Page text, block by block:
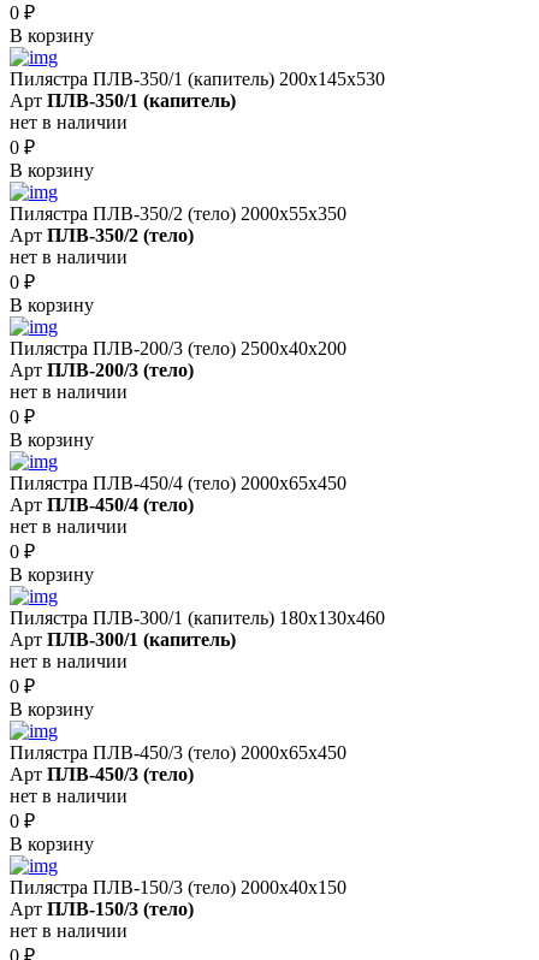
0 ₽
В корзину
Пилястра ПЛВ-350/1 (капитель) 200х145х530
Арт ПЛВ-350/1 (капитель)
нет в наличии
0 ₽
В корзину
Пилястра ПЛВ-350/2 (тело) 2000х55х350
Арт ПЛВ-350/2 (тело)
нет в наличии
0 ₽
В корзину
Пилястра ПЛВ-200/3 (тело) 2500х40х200
Арт ПЛВ-200/3 (тело)
нет в наличии
0 ₽
В корзину
Пилястра ПЛВ-450/4 (тело) 2000х65х450
Арт ПЛВ-450/4 (тело)
нет в наличии
0 ₽
В корзину
Пилястра ПЛВ-300/1 (капитель) 180х130х460
Арт ПЛВ-300/1 (капитель)
нет в наличии
0 ₽
В корзину
Пилястра ПЛВ-450/3 (тело) 2000х65х450
Арт ПЛВ-450/3 (тело)
нет в наличии
0 ₽
В корзину
Пилястра ПЛВ-150/3 (тело) 2000х40х150
Арт ПЛВ-150/3 (тело)
нет в наличии
0 ₽